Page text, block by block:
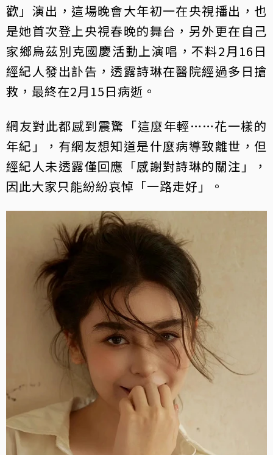
歡」演出，這場晚會大年初一在央視播出，也
是她首次登上央視春晚的舞台，另外更在自己
家鄉烏茲別克國慶活動上演唱，不料2月16日
經紀人發出訃告，透露詩琳在醫院經過多日搶
救，最終在2月15日病逝。
網友對此都感到震驚「這麼年輕……花一樣的
年紀」，有網友想知道是什麼病導致離世，但
經紀人未透露僅回應「感謝對詩琳的關注」，
因此大家只能紛紛哀悼「一路走好」。